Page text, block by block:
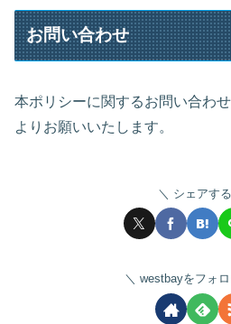
お問い合わせ
本ポリシーに関するお問い合わ
よりお願いいたします。
シェアする
westbayをフォ